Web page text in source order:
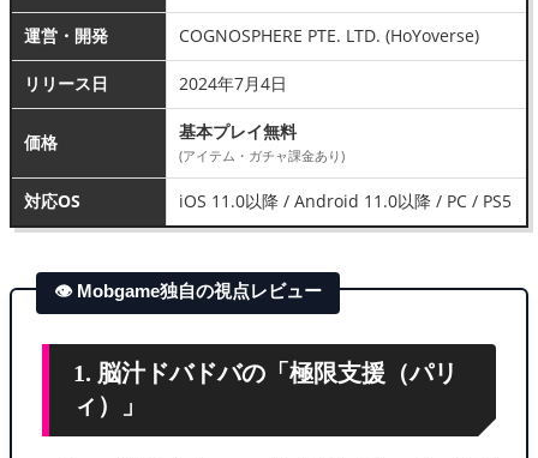
運営・開発 COGNOSPHERE PTE. LTD. (HoYoverse)
リリース日 2024年7月4日
価格 基本プレイ無料
(アイテム・ガチャ課金あり)
対応OS iOS 11.0以降 / Android 11.0以降 / PC / PS5
👁 Mobgame独自の視点レビュー
1. 脳汁ドバドバの「極限支援（パリ
ィ）」